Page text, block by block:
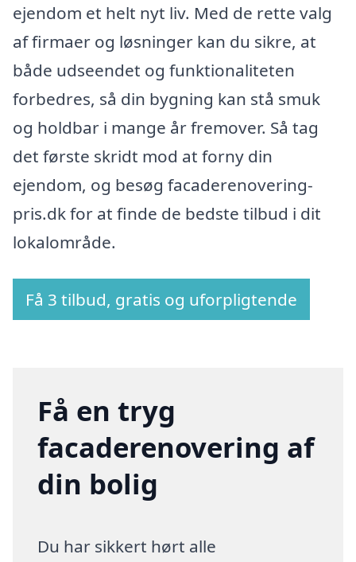
ejendom et helt nyt liv. Med de rette valg
af firmaer og løsninger kan du sikre, at
både udseendet og funktionaliteten
forbedres, så din bygning kan stå smuk
og holdbar i mange år fremover. Så tag
det første skridt mod at forny din
ejendom, og besøg facaderenovering-
pris.dk for at finde de bedste tilbud i dit
lokalområde.
Få 3 tilbud, gratis og uforpligtende
Få en tryg
facaderenovering af
din bolig
Du har sikkert hørt alle